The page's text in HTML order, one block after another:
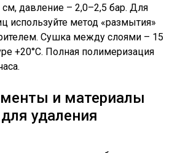
давление – 2,0–2,5 бар. Для
используйте метод «размытия»
Сушка между слоями – 15
+20°C. Полная полимеризация
и материалы
удаления